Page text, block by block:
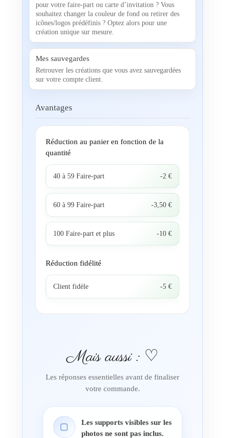
pour votre faire-part ou carte d’invitation ? Vous
souhaitez changer la couleur de fond ou retirer des
icônes/logos prédéfinis ? Optez alors pour une
création unique sur mesure.
Mes sauvegardes
Retrouver les créations que vous avez sauvegardées
sur votre compte client.
Avantages
Réduction au panier en fonction de la
quantité
40 à 59 Faire-part -2 €
60 à 99 Faire-part -3,50 €
100 Faire-part et plus -10 €
Réduction fidélité
Client fidèle -5 €
Mais aussi : ♡
Les réponses essentielles avant de finaliser
votre commande.
▢
Les supports visibles sur les
photos ne sont pas inclus.